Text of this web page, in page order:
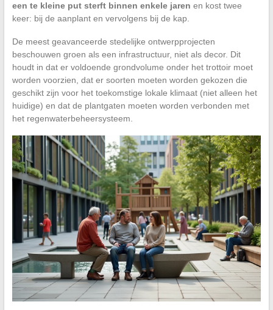
een te kleine put sterft binnen enkele jaren en kost twee
keer: bij de aanplant en vervolgens bij de kap.
De meest geavanceerde stedelijke ontwerpprojecten
beschouwen groen als een infrastructuur, niet als decor. Dit
houdt in dat er voldoende grondvolume onder het trottoir moet
worden voorzien, dat er soorten moeten worden gekozen die
geschikt zijn voor het toekomstige lokale klimaat (niet alleen het
huidige) en dat de plantgaten moeten worden verbonden met
het regenwaterbeheersysteem.